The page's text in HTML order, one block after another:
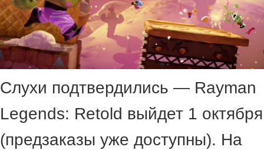
Слухи подтвердились — Rayman
Legends: Retold выйдет 1 октября
(предзаказы уже доступны). На